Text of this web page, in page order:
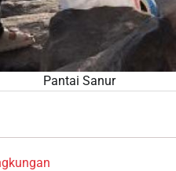
Pantai Sanur